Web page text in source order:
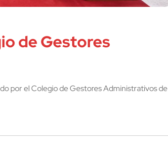
de Gestores
por el Colegio de Gestores Administrativos de